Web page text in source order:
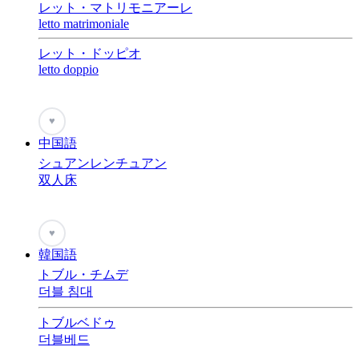
レット・マトリモニアーレ
letto matrimoniale
レット・ドッピオ
letto doppio
♥
中国語
シュアンレンチュアン
双人床
♥
韓国語
トブル・チムデ
더블 침대
トブルベドゥ
더블베드